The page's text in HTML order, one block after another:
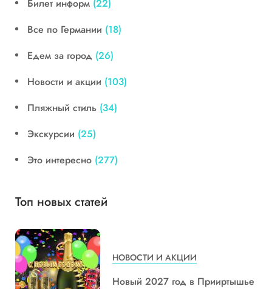
Билет информ (22)
Все по Германии (18)
Едем за город (26)
Новости и акции (103)
Пляжный стиль (34)
Экскурсии (25)
Это интересно (277)
Топ новых статей
НОВОСТИ И АКЦИИ
Новый 2027 год в Прииртышье